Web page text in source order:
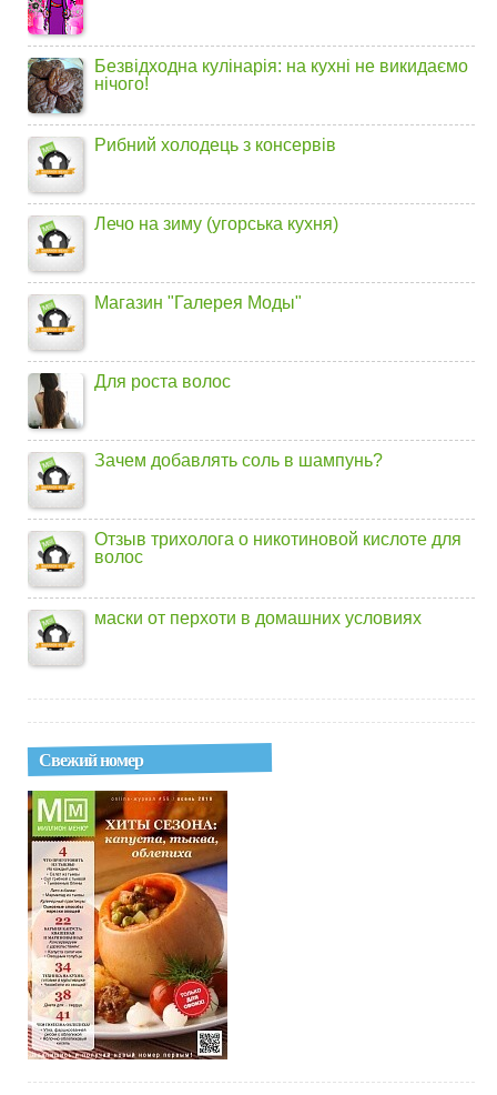
Безвідходна кулінарія: на кухні не викидаємо
нічого!
Рибний холодець з консервів
Лечо на зиму (угорська кухня)
Магазин "Галерея Моды"
Для роста волос
Зачем добавлять соль в шампунь?
Отзыв трихолога о никотиновой кислоте для
волос
маски от перхоти в домашних условиях
Свежий номер